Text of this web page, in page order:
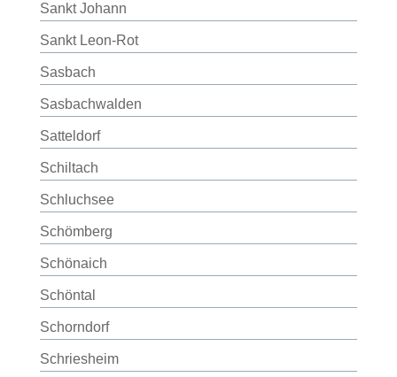
Sankt Johann
Sankt Leon-Rot
Sasbach
Sasbachwalden
Satteldorf
Schiltach
Schluchsee
Schömberg
Schönaich
Schöntal
Schorndorf
Schriesheim